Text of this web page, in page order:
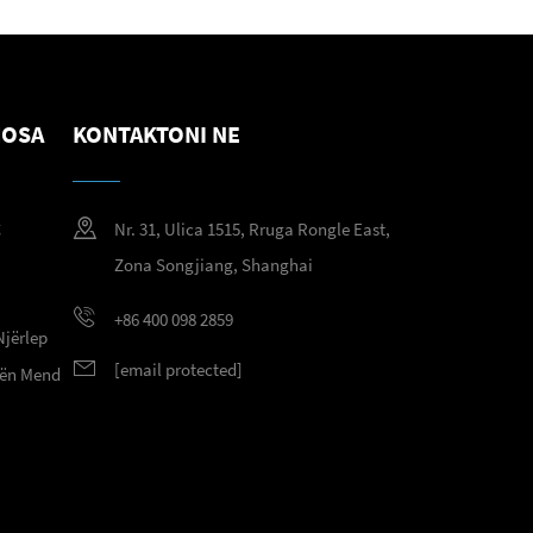
Mend
KONTAKTONI NE
Nr. 31, Ulica 1515, Rruga Rongle East,
Zona Songjiang, Shanghai
+86 400 098 2859
[email protected]